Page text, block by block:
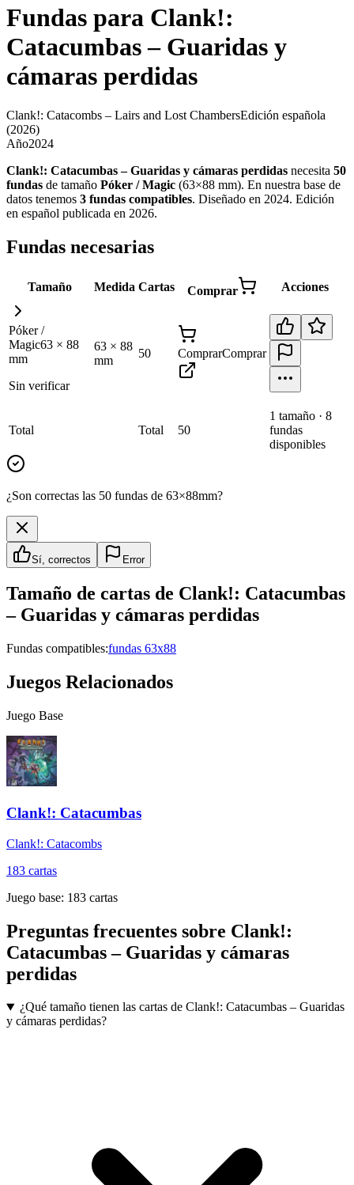
Fundas para Clank!:
Catacumbas – Guaridas y
cámaras perdidas
Clank!: Catacombs – Lairs and Lost ChambersEdición española
(2026)
Año2024
Clank!: Catacumbas – Guaridas y cámaras perdidas necesita 50
fundas de tamaño Póker / Magic (63×88 mm). En nuestra base de
datos tenemos 3 fundas compatibles. Diseñado en 2024. Edición
en español publicada en 2026.
Fundas necesarias
Tamaño Medida Cartas Comprar Acciones
Póker /
Magic63 × 88
mm
Sin verificar
63 × 88
mm
50 ComprarComprar
Total Total 50
1 tamaño · 8
fundas
disponibles
¿Son correctas las 50 fundas de 63×88mm?
Sí, correctos Error
Tamaño de cartas de Clank!: Catacumbas
– Guaridas y cámaras perdidas
Fundas compatibles:fundas 63x88
Juegos Relacionados
Juego Base
Clank!: Catacumbas
Clank!: Catacombs
183 cartas
Juego base: 183 cartas
Preguntas frecuentes sobre Clank!:
Catacumbas – Guaridas y cámaras
perdidas
¿Qué tamaño tienen las cartas de Clank!: Catacumbas – Guaridas
y cámaras perdidas?